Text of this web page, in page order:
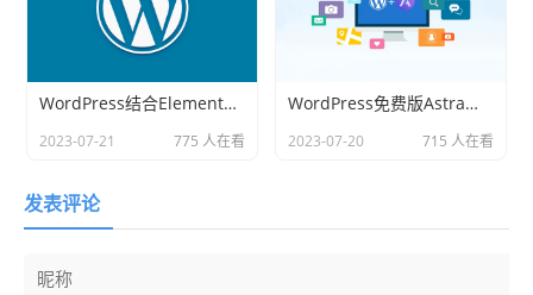
WordPress结合Elementor插件可以设计复杂的网站吗
2023-07-21 775 人在看
WordPress免费版Astra主题能满足网站设计需求吗
2023-07-20 715 人在看
发表评论